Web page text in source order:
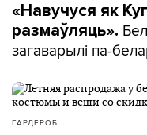
«Навучуся як
размаўляць».
загаварылі па-
ГАРДЕРОБ